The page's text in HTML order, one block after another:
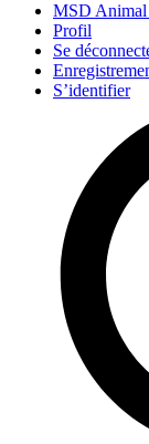
MSD Animal
Profil
Se
S’identifier